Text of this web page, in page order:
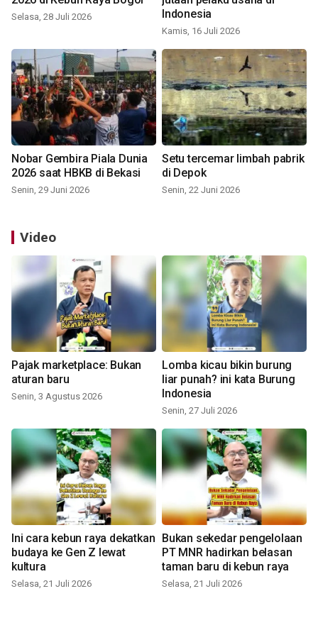
Selasa, 28 Juli 2026
Indonesia
Kamis, 16 Juli 2026
Nobar Gembira Piala Dunia
2026 saat HBKB di Bekasi
Senin, 29 Juni 2026
Setu tercemar limbah pabrik
di Depok
Senin, 22 Juni 2026
Video
Pajak marketplace: Bukan
aturan baru
Senin, 3 Agustus 2026
Lomba kicau bikin burung
liar punah? ini kata Burung
Indonesia
Senin, 27 Juli 2026
Ini cara kebun raya dekatkan
budaya ke Gen Z lewat
kultura
Selasa, 21 Juli 2026
Bukan sekedar pengelolaan
PT MNR hadirkan belasan
taman baru di kebun raya
Selasa, 21 Juli 2026